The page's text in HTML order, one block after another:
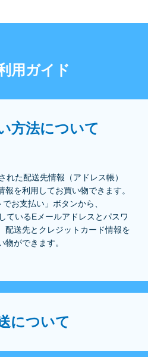
用ガイド
方法について
れた配送先情報（アドレス帳）
報を利用してお買い物できます。
でお支払い」ボタンから、
ているEメールアドレスとパスワ
配送先とクレジットカード情報を
ができます。
について